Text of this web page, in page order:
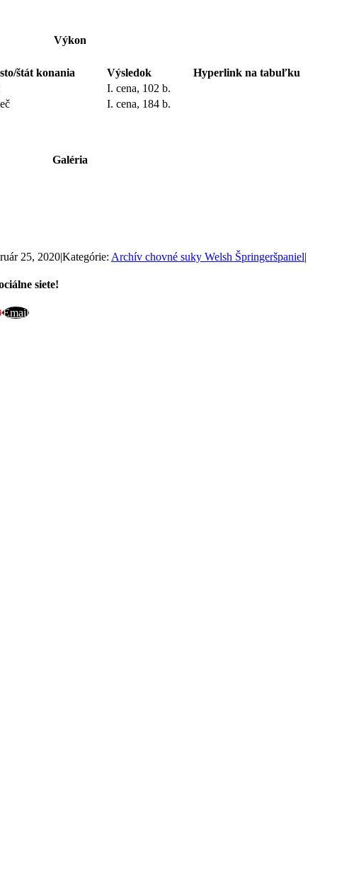
Výkon
štát konania Výsledok
Hyperlink na tabuľku
I. cena, 102 b.
I. cena, 184 b.
Galéria
25, 2020|Kategórie: Archív chovné suky Welsh Špringeršpaniel|
siete!
Email